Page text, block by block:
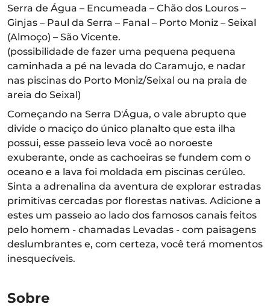
Serra de Água – Encumeada – Chão dos Louros –
Ginjas – Paul da Serra – Fanal – Porto Moniz – Seixal
(Almoço) – São Vicente.
(possibilidade de fazer uma pequena pequena
caminhada a pé na levada do Caramujo, e nadar
nas piscinas do Porto Moniz/Seixal ou na praia de
areia do Seixal)
Começando na Serra D'Água, o vale abrupto que
divide o maciço do único planalto que esta ilha
possui, esse passeio leva você ao noroeste
exuberante, onde as cachoeiras se fundem com o
oceano e a lava foi moldada em piscinas cerúleo.
Sinta a adrenalina da aventura de explorar estradas
primitivas cercadas por florestas nativas. Adicione a
estes um passeio ao lado dos famosos canais feitos
pelo homem - chamadas Levadas - com paisagens
deslumbrantes e, com certeza, você terá momentos
inesquecíveis.
Sobre